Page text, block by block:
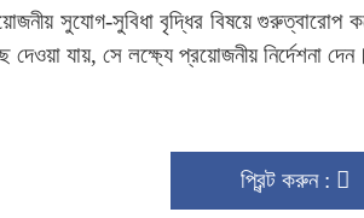
সুযোগ-সুবিধা বৃদ্ধির বিষয়ে গুরুত্বারোপ
যায়, সে লক্ষ্যে প্রয়োজনীয় নির্দেশনা দেন।
প্রিন্ট করুন :